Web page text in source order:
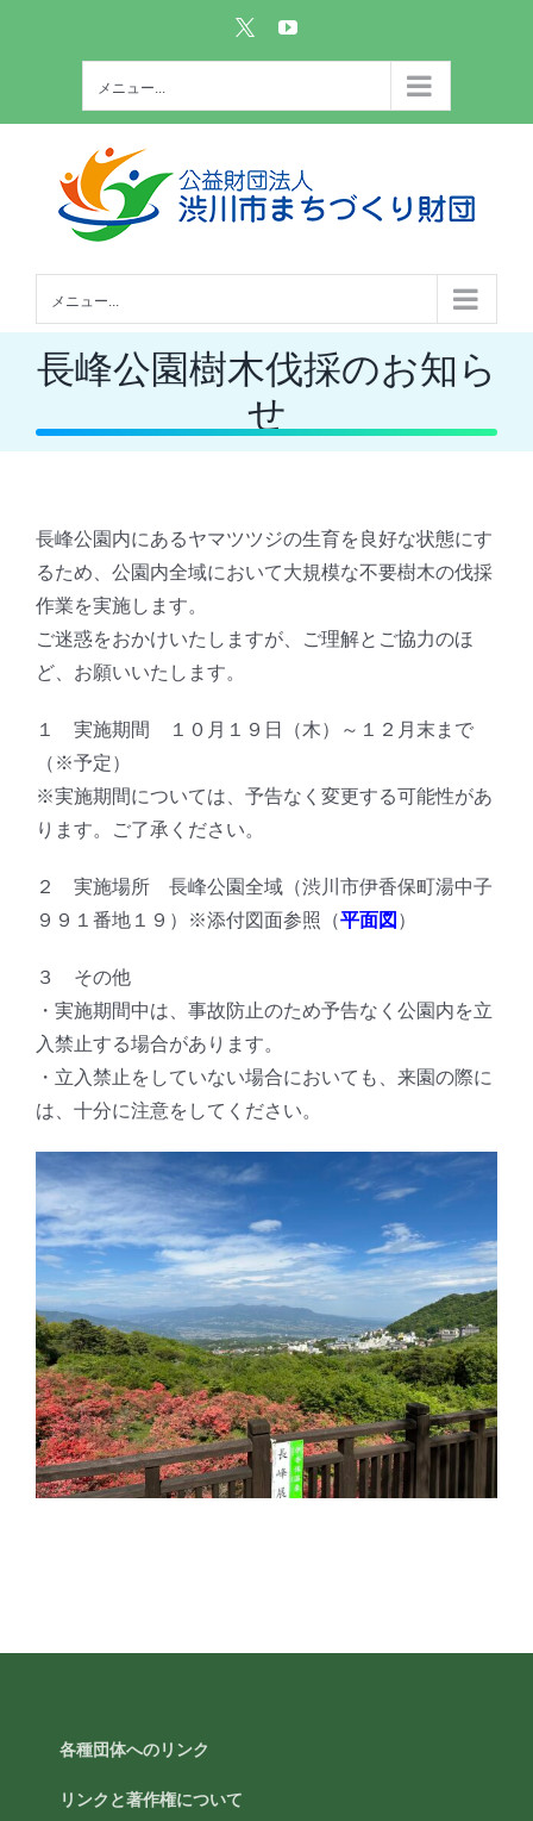
CustomYouTube
メニュー...
メニュー...
長峰公園樹木伐採のお知ら
せ
長峰公園内にあるヤマツツジの生育を良好な状態にす
るため、公園内全域において大規模な不要樹木の伐採
作業を実施します。
ご迷惑をおかけいたしますが、ご理解とご協力のほ
ど、お願いいたします。
１ 実施期間 １０月１９日（木）～１２月末まで
（※予定）
※実施期間については、予告なく変更する可能性があ
ります。ご了承ください。
２ 実施場所 長峰公園全域（渋川市伊香保町湯中子
９９１番地１９）※添付図面参照（平面図 ）
３ その他
・実施期間中は、事故防止のため予告なく公園内を立
入禁止する場合があります。
・立入禁止をしていない場合においても、来園の際に
は、十分に注意をしてください。
各種団体へのリンク
リンクと著作権について